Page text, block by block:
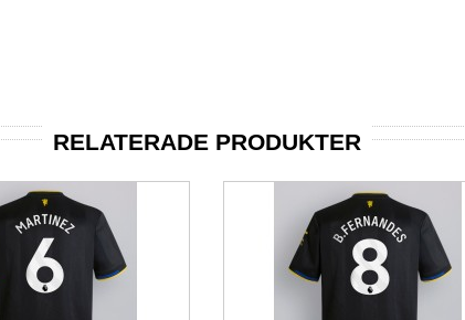
RELATERADE PRODUKTER